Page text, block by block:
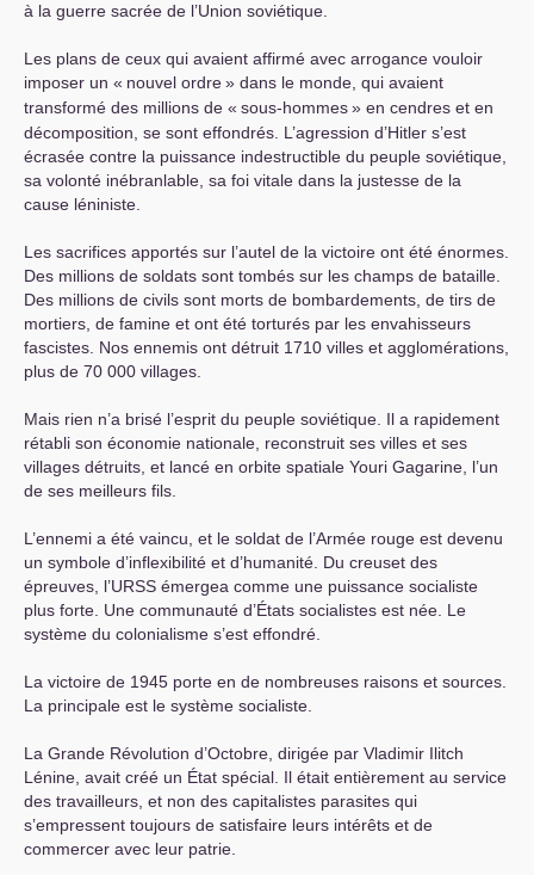
à la guerre sacrée de l’Union soviétique.
Les plans de ceux qui avaient affirmé avec arrogance vouloir
imposer un « nouvel ordre» dans le monde, qui avaient
transformé des millions de « sous-hommes» en cendres et en
décomposition, se sont effondrés. L’agression d’Hitler s’est
écrasée contre la puissance indestructible du peuple soviétique,
sa volonté inébranlable, sa foi vitale dans la justesse de la
cause léniniste.
Les sacrifices apportés sur l’autel de la victoire ont été énormes.
Des millions de soldats sont tombés sur les champs de bataille.
Des millions de civils sont morts de bombardements, de tirs de
mortiers, de famine et ont été torturés par les envahisseurs
fascistes. Nos ennemis ont détruit 1710 villes et agglomérations,
plus de 70 000 villages.
Mais rien n’a brisé l’esprit du peuple soviétique. Il a rapidement
rétabli son économie nationale, reconstruit ses villes et ses
villages détruits, et lancé en orbite spatiale Youri Gagarine, l’un
de ses meilleurs fils.
L’ennemi a été vaincu, et le soldat de l’Armée rouge est devenu
un symbole d’inflexibilité et d’humanité. Du creuset des
épreuves, l’URSS émergea comme une puissance socialiste
plus forte. Une communauté d’États socialistes est née. Le
système du colonialisme s’est effondré.
La victoire de 1945 porte en de nombreuses raisons et sources.
La principale est le système socialiste.
La Grande Révolution d’Octobre, dirigée par Vladimir Ilitch
Lénine, avait créé un État spécial. Il était entièrement au service
des travailleurs, et non des capitalistes parasites qui
s’empressent toujours de satisfaire leurs intérêts et de
commercer avec leur patrie.